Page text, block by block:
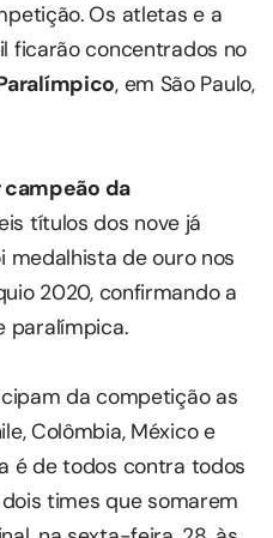
Os atletas e a
ficarão concentrados no
, em São Paulo,
campeão da
títulos dos nove já
medalhista de ouro nos
2020, confirmando a
paralímpica.
da competição as
Colômbia, México e
é de todos contra todos
times que somarem